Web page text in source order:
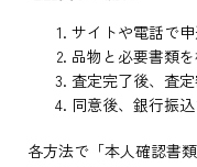
サイトや電話で
品物と必要書類
査定完了後、査
同意後、銀行振
各方法で「本人確認書